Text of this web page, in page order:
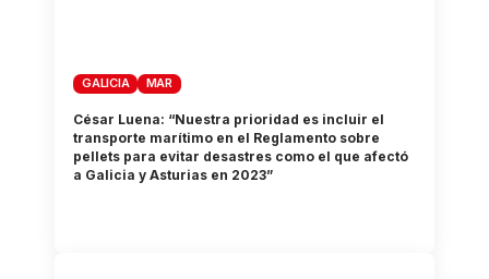
GALICIA MAR
César Luena: “Nuestra prioridad es incluir el
transporte marítimo en el Reglamento sobre
pellets para evitar desastres como el que afectó
a Galicia y Asturias en 2023”